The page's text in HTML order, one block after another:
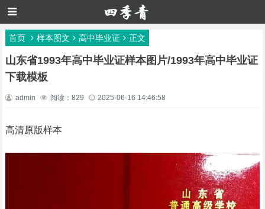
首页 样本图文 高中毕业证 正文
山东省1993年高中毕业证样本图片/1993年高中毕业证
下载模板
admin 阅读：829 2025-06-16 14:46:58
高清原版样本